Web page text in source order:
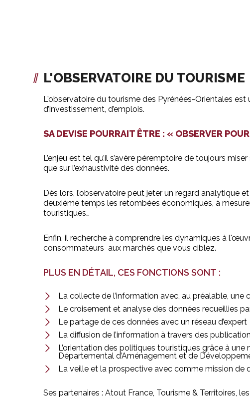
L'OBSERVATOIRE DU TOURISME
L'observatoire du tourisme des Pyrénées-Orientales
d’investissement, d’emplois.
SA DEVISE POURRAIT ÊTRE : « OBSERVER
L’enjeu est tel qu’il s’avère péremptoire de toujours
que sur l’exhaustivité des données.
Dès lors, l’observatoire peut jeter un regard analytique
deuxième temps les retombées économiques, à
touristiques…
Enfin, il recherche à comprendre les dynamiques à
consommateurs aux marchés que vous ciblez.
PLUS EN DÉTAIL, CES FONCTIONS SONT :
La collecte de l’information avec, au préalable, une
Le croisement et analyse des données recueillies par
Le partage de ces données avec un réseau d’expert
La diffusion de l’information à travers des
L’orientation des politiques touristiques grâce à
Départemental d’Aménagement et de
La veille et la prospective avec comme mission de
Ses partenaires : Atout France, Tourisme & Territoires,